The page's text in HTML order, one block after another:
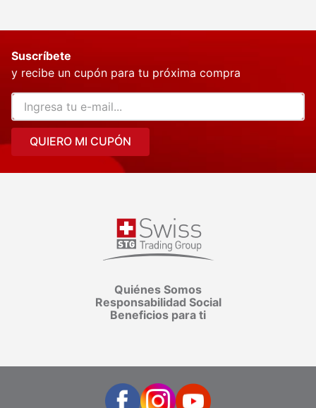
Suscríbete
y recibe un cupón para tu próxima compra
QUIERO MI CUPÓN
Quiénes Somos
Responsabilidad Social
Beneficios para ti